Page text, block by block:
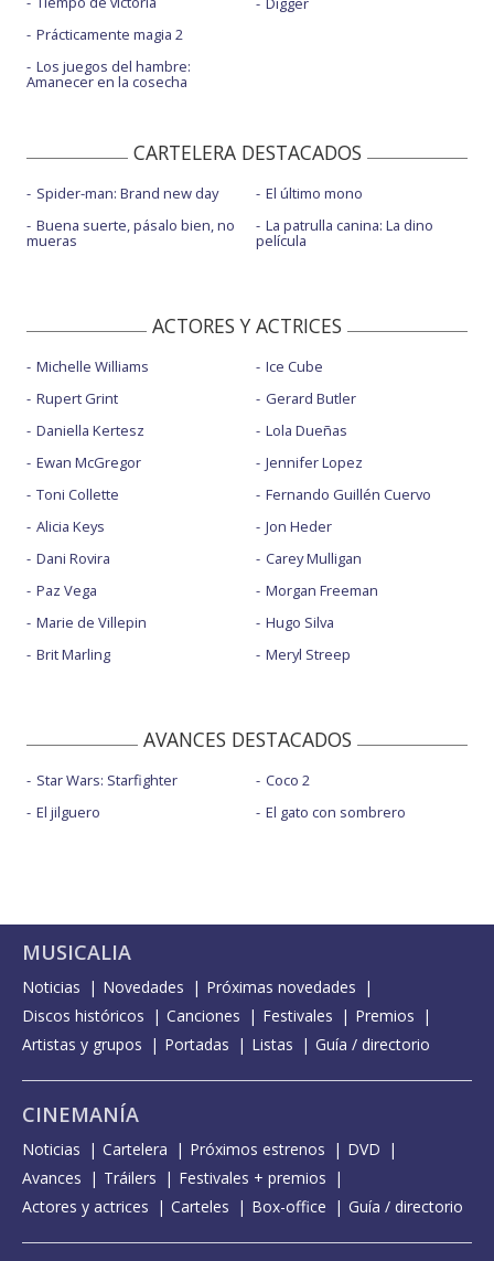
Prácticamente magia 2
Los juegos del hambre:
Amanecer en la cosecha
CARTELERA DESTACADOS
Spider-man: Brand new day
Buena suerte, pásalo bien, no
mueras
El último mono
La patrulla canina: La dino
película
ACTORES Y ACTRICES
Michelle Williams
Rupert Grint
Daniella Kertesz
Ewan McGregor
Toni Collette
Alicia Keys
Dani Rovira
Paz Vega
Marie de Villepin
Brit Marling
Ice Cube
Gerard Butler
Lola Dueñas
Jennifer Lopez
Fernando Guillén Cuervo
Jon Heder
Carey Mulligan
Morgan Freeman
Hugo Silva
Meryl Streep
AVANCES DESTACADOS
Star Wars: Starfighter
El jilguero
Coco 2
El gato con sombrero
MUSICALIA
Noticias Novedades
Próximas novedades
Discos históricos
Canciones Festivales
Premios
Artistas y grupos
Portadas Listas Guía / directorio
CINEMANÍA
Noticias Cartelera Próximos estrenos
DVD
Avances
Tráilers
Festivales + premios
Actores y actrices
Carteles Box-office Guía / directorio